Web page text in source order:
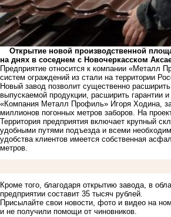
Открытие новой производственной
на днях в соседнем с Новочеркасском
Предприятие относится к компании
систем ограждений из стали на территории
Новый завод позволит существенно
выпускаемой продукции, расширить гарантии
«Компания Металл Профиль» Игоря Ходина,
миллионов погонных метров заборов. На
Территория предприятия включает крупный
удобными путями подъезда и всеми
удобства клиентов имеется собственная
метров.
Кроме того, благодаря открытию завода, в
предприятии составит 35 тысяч рублей.
Присылайте свои новости, фото и видео на
и не получили помощи от чиновников.